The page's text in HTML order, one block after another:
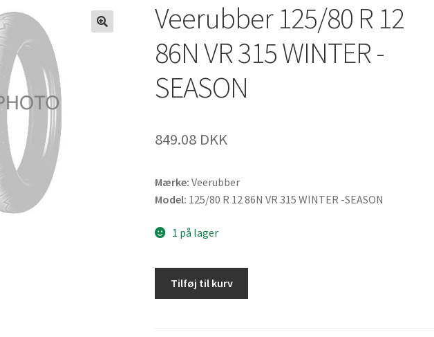
Veerubber 125/80 R 12
86N VR 315 WINTER -
SEASON
849.08 DKK
Mærke: Veerubber
Model: 125/80 R 12 86N VR 315 WINTER -SEASON
1 på lager
Tilføj til kurv